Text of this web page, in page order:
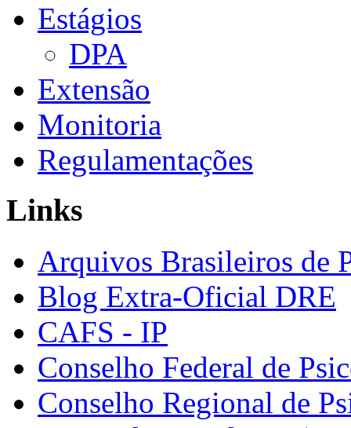
Estágios
DPA
Extensão
Monitoria
Regulamentações
Links
Arquivos Brasileiros de
Blog Extra-Oficial DRE
CAFS - IP
Conselho Federal de
Conselho Regional de